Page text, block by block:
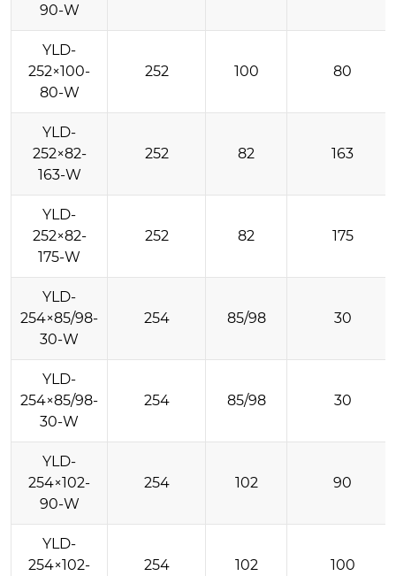
90-W
YLD-
252×100-
80-W
252 100 80
YLD-
252×82-
163-W
252 82 163
YLD-
252×82-
175-W
252 82 175
YLD-
254×85/98-
30-W
254 85/98 30
YLD-
254×85/98-
30-W
254 85/98 30
YLD-
254×102-
90-W
254 102 90
YLD-
254×102-
254 102 100